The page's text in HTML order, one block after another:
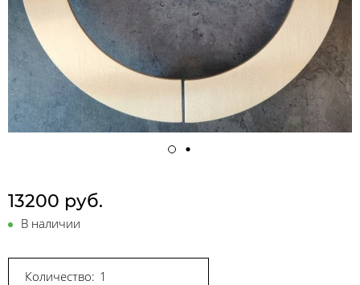
13200 руб.
В наличии
Количество: